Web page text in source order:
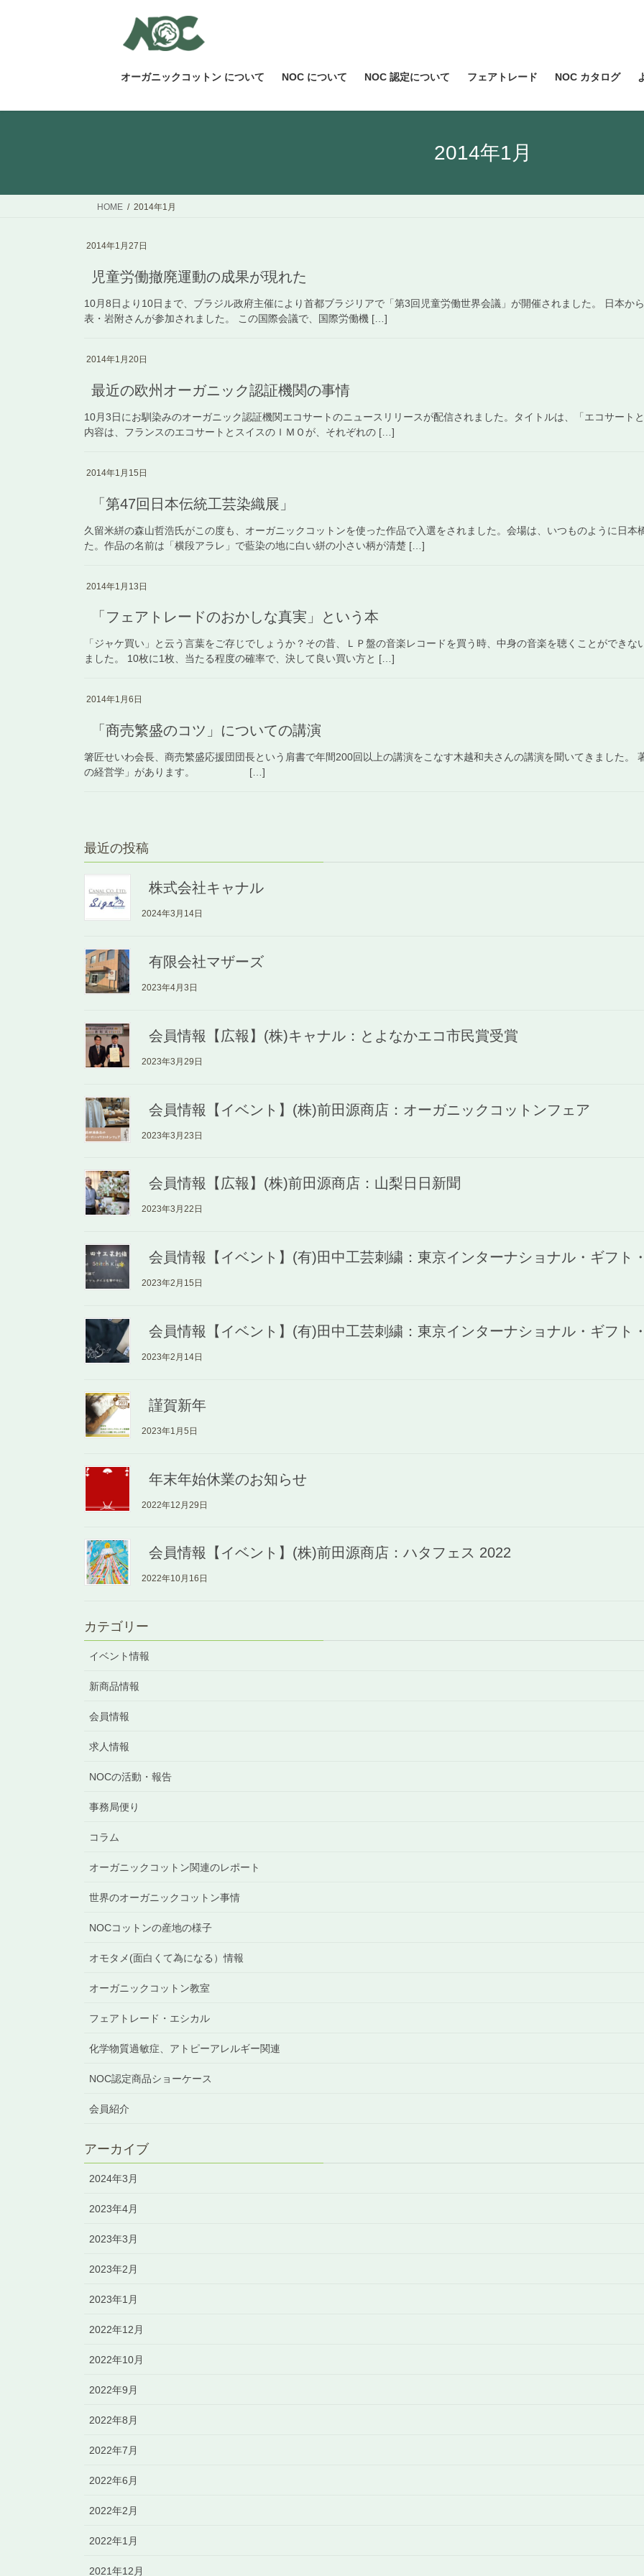
ス
ン
オーガニックコットン について NOC について NOC 認定について フェアトレード NOC カタログ
2014年1月
HOME 2014年1月
2014年1月27日
児童労働撤廃運動の成果が現れた
10月8日より10日まで、ブラジル政府主催により首都ブラジリアで「第3回児童労働世界会議」が開催されました。 日本か
表・岩附さんが参加されました。 この国際会議で、国際労働機 […]
2014年1月20日
最近の欧州オーガニック認証機関の事情
10月3日にお馴染みのオーガニック認証機関エコサートのニュースリリースが配信されました。タイトルは、「エコサート
内容は、フランスのエコサートとスイスのＩＭＯが、それぞれの […]
2014年1月15日
「第47回日本伝統工芸染織展」
久留米絣の森山哲浩氏がこの度も、オーガニックコットンを使った作品で入選をされました。会場は、いつものように日
た。作品の名前は「横段アラレ」で藍染の地に白い絣の小さい柄が清楚 […]
2014年1月13日
「フェアトレードのおかしな真実」という本
「ジャケ買い」と云う言葉をご存じでしょうか？その昔、ＬＰ盤の音楽レコードを買う時、中身の音楽を聴くことができ
ました。 10枚に1枚、当たる程度の確率で、決して良い買い方と […]
2014年1月6日
「商売繁盛のコツ」についての講演
箸匠せいわ会長、商売繁盛応援団団長という肩書で年間200回以上の講演をこなす木越和夫さんの講演を聞いてきました
の経営学」があります。 […]
最近の投稿
株式会社キャナル
2024年3月14日
有限会社マザーズ
2023年4月3日
会員情報【広報】(株)キャナル：とよなかエコ市民賞受賞
2023年3月29日
会員情報【イベント】(株)前田源商店：オーガニックコットンフェア
2023年3月23日
会員情報【広報】(株)前田源商店：山梨日日新聞
2023年3月22日
会員情報【イベント】(有)田中工芸刺繍：東京インターナショナル・ギフト
2023年2月15日
会員情報【イベント】(有)田中工芸刺繍：東京インターナショナル・ギフト
2023年2月14日
謹賀新年
2023年1月5日
年末年始休業のお知らせ
2022年12月29日
会員情報【イベント】(株)前田源商店：ハタフェス 2022
2022年10月16日
カテゴリー
イベント情報
新商品情報
会員情報
求人情報
NOCの活動・報告
事務局便り
コラム
オーガニックコットン関連のレポート
世界のオーガニックコットン事情
NOCコットンの産地の様子
オモタメ(面白くて為になる）情報
オーガニックコットン教室
フェアトレード・エシカル
化学物質過敏症、アトピーアレルギー関連
NOC認定商品ショーケース
会員紹介
アーカイブ
2024年3月
2023年4月
2023年3月
2023年2月
2023年1月
2022年12月
2022年10月
2022年9月
2022年8月
2022年7月
2022年6月
2022年2月
2022年1月
2021年12月